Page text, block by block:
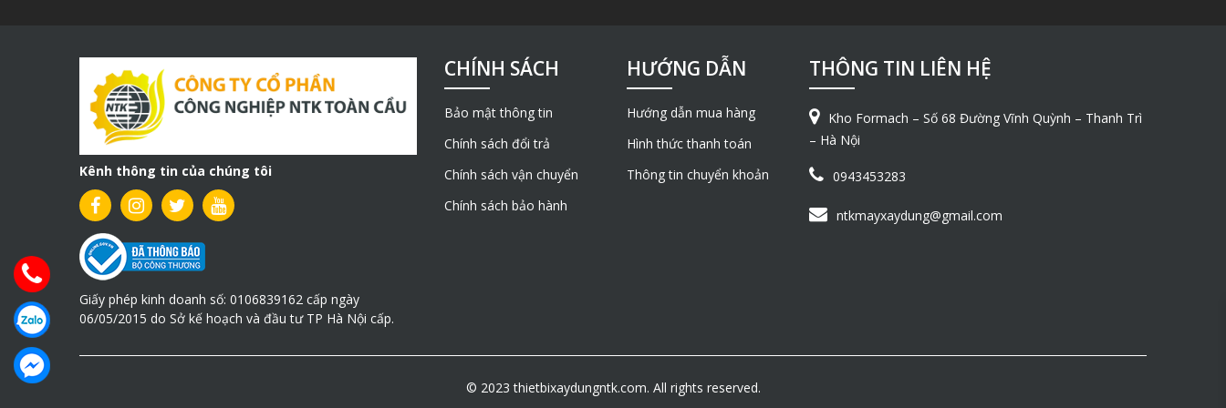
Kênh thông tin của chúng tôi
Giấy phép kinh doanh số: 0106839162 cấp ngày
06/05/2015 do Sở kế hoạch và đầu tư TP Hà Nội cấp.
CHÍNH SÁCH
Bảo mật thông tin
Chính sách đổi trả
Chính sách vận chuyển
Chính sách bảo hành
HƯỚNG DẪN
Hướng dẫn mua hàng
Hình thức thanh toán
Thông tin chuyển khoản
THÔNG TIN LIÊN HỆ
Kho Formach – Số 68 Đường Vĩnh Quỳnh – Thanh Trì
– Hà Nội
0943453283
ntkmayxaydung@gmail.com
© 2023 thietbixaydungntk.com. All rights reserved.